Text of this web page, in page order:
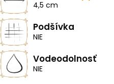
4,5 cm
Podšívka
NIE
Vodeodolnosť
NIE